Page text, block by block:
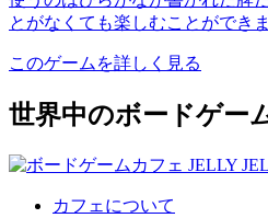
とがなくても楽しむことができ
このゲームを詳しく見る
世界中のボードゲー
カフェについて